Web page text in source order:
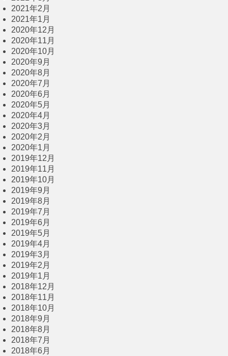
2021年2月
2021年1月
2020年12月
2020年11月
2020年10月
2020年9月
2020年8月
2020年7月
2020年6月
2020年5月
2020年4月
2020年3月
2020年2月
2020年1月
2019年12月
2019年11月
2019年10月
2019年9月
2019年8月
2019年7月
2019年6月
2019年5月
2019年4月
2019年3月
2019年2月
2019年1月
2018年12月
2018年11月
2018年10月
2018年9月
2018年8月
2018年7月
2018年6月